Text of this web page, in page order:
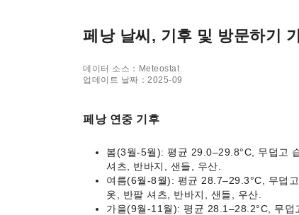
페낭 날씨, 기후 및 방문하기
데이터 소스：Meteostat
업데이트 날짜：2025-09
페낭 연중 기후
봄(3월-5월): 평균 29.0–29.8°C, 무덥고
셔츠, 반바지, 샌들, 우산.
여름(6월-8월): 평균 28.7–29.3°C, 무덥
옷, 반팔 셔츠, 반바지, 샌들, 우산.
가을(9월-11월): 평균 28.1–28.2°C, 무덥